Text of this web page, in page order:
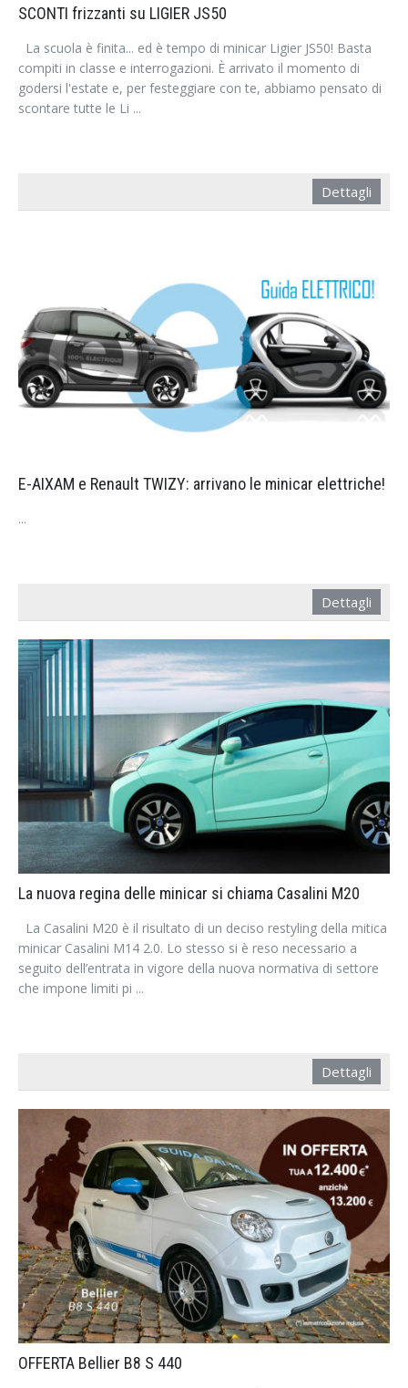
SCONTI frizzanti su LIGIER JS50
La scuola è finita... ed è tempo di minicar Ligier JS50! Basta
compiti in classe e interrogazioni. È arrivato il momento di
godersi l'estate e, per festeggiare con te, abbiamo pensato di
scontare tutte le Li ...
Dettagli
E-AIXAM e Renault TWIZY: arrivano le minicar elettriche!
...
Dettagli
La nuova regina delle minicar si chiama Casalini M20
La Casalini M20 è il risultato di un deciso restyling della mitica
minicar Casalini M14 2.0. Lo stesso si è reso necessario a
seguito dell’entrata in vigore della nuova normativa di settore
che impone limiti pi ...
Dettagli
OFFERTA Bellier B8 S 440